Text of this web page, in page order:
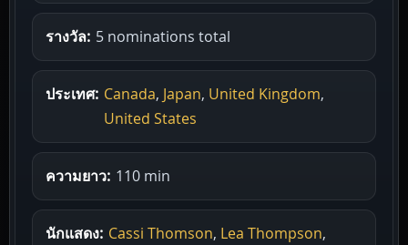
รางวัล: 5 nominations total
ประเทศ: Canada, Japan, United Kingdom,
United States
ความยาว: 110 min
นักแสดง: Cassi Thomson, Lea Thompson,